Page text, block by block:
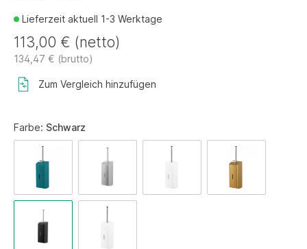
Lieferzeit aktuell 1-3 Werktage
113,00 € (netto)
134,47 € (brutto)
Zum Vergleich hinzufügen
Farbe: Schwarz